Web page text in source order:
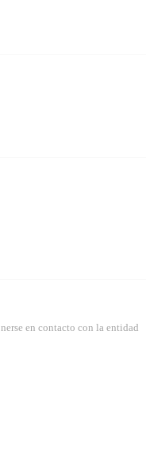
en contacto con la entidad